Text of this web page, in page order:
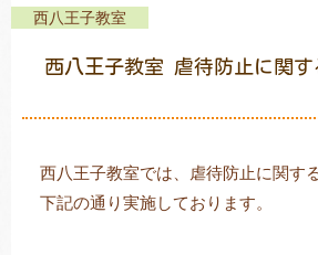
教室一覧
西八王子教室
西八王子教室 虐待防止に関す
西八王子教室では、虐待防止に関す
下記の通り実施しております。